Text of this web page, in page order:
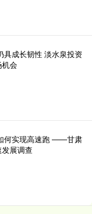
具成长韧性 淡水泉投资
会
何实现高速跑 ——甘肃
展调查